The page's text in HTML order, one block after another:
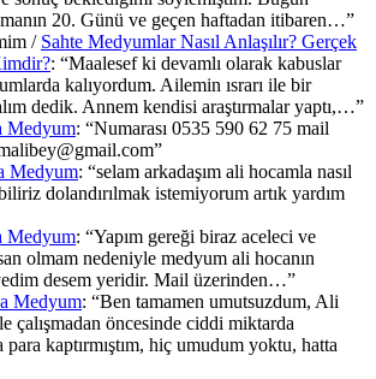
20. Günü ve geçen haftadan itibaren…”
/ Sahte Medyumlar Nasıl Anlaşılır? Gerçek
: “Maalesef ki devamlı olarak kabuslar
kalıyordum. Ailemin ısrarı ile bir
dedik. Annem kendisi araştırmalar yaptı,…”
Medyum: “Numarası 0535 590 62 75 mail
”
Medyum: “selam arkadaşım ali hocamla nasıl
dolandırılmak istemiyorum artık yardım
Medyum: “Yapım gereği biraz aceleci ve
olmam nedeniyle medyum ali hocanın
desem yeridir. Mail üzerinden…”
Medyum: “Ben tamamen umutsuzdum, Ali
çalışmadan öncesinde ciddi miktarda
para kaptırmıştım, hiç umudum yoktu, hatta